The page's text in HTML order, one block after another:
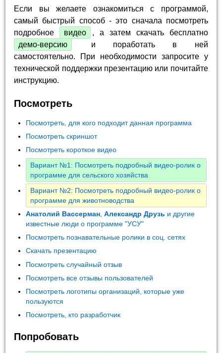
Если вы желаете ознакомиться с программой,
самый быстрый способ - это сначала посмотреть
подробное
видео
, а затем скачать бесплатно
демо-версию
и поработать в ней
самостоятельно. При необходимости запросите у
технической поддержки презентацию или почитайте
инструкцию.
Посмотреть
Посмотреть, для кого подходит данная программа
Посмотреть скриншот
Посмотреть короткое видео
Вариант №1: Посмотреть подробный видео-ролик о
программе для сельского хозяйства
Вариант №2: Посмотреть подробный видео-ролик о
программе для животноводства
Анатолий Вассерман ,Александр Друзь и другие
известные люди о программе "УСУ"
Посмотреть познавательные ролики в соц. сетях
Скачать презентацию
Посмотреть случайный отзыв
Посмотреть все отзывы пользователей
Посмотреть логотипы организаций, которые уже
пользуются
Посмотреть, кто разработчик
Попробовать